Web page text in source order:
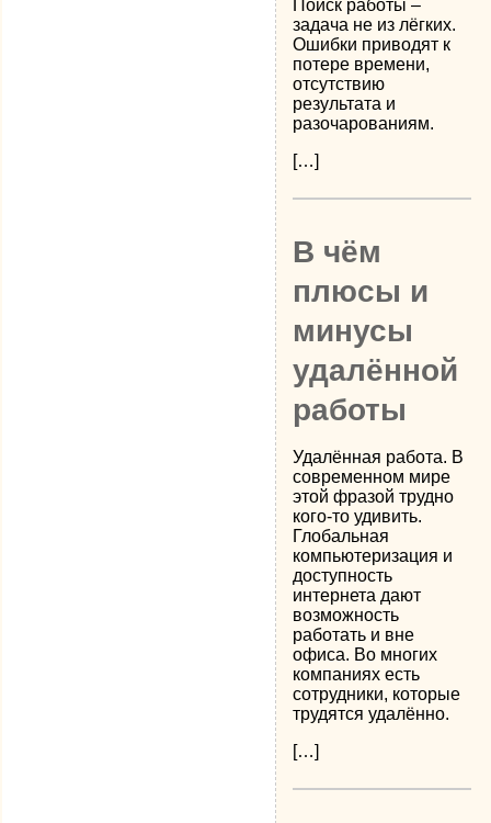
Поиск работы –
задача не из лёгких.
Ошибки приводят к
потере времени,
отсутствию
результата и
разочарованиям.
[…]
В чём
плюсы и
минусы
удалённой
работы
Удалённая работа. В
современном мире
этой фразой трудно
кого-то удивить.
Глобальная
компьютеризация и
доступность
интернета дают
возможность
работать и вне
офиса. Во многих
компаниях есть
сотрудники, которые
трудятся удалённо.
[…]